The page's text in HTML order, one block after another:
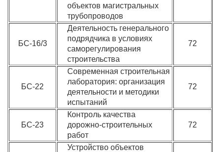
объектов магистральных
трубопроводов
БС-16/3
Деятельность генерального
подрядчика в условиях
саморегулирования
строительства
72
БС-22
Современная строительная
лаборатория: организация
деятельности и методики
испытаний
72
БС-23
Контроль качества
дорожно-строительных
работ
72
Устройство объектов